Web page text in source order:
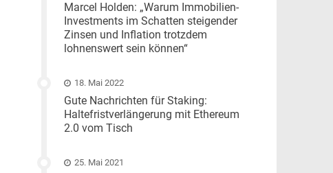
Marcel Holden: „Warum Immobilien-
Investments im Schatten steigender
Zinsen und Inflation trotzdem
lohnenswert sein können“
18. Mai 2022
Gute Nachrichten für Staking:
Haltefristverlängerung mit Ethereum
2.0 vom Tisch
25. Mai 2021